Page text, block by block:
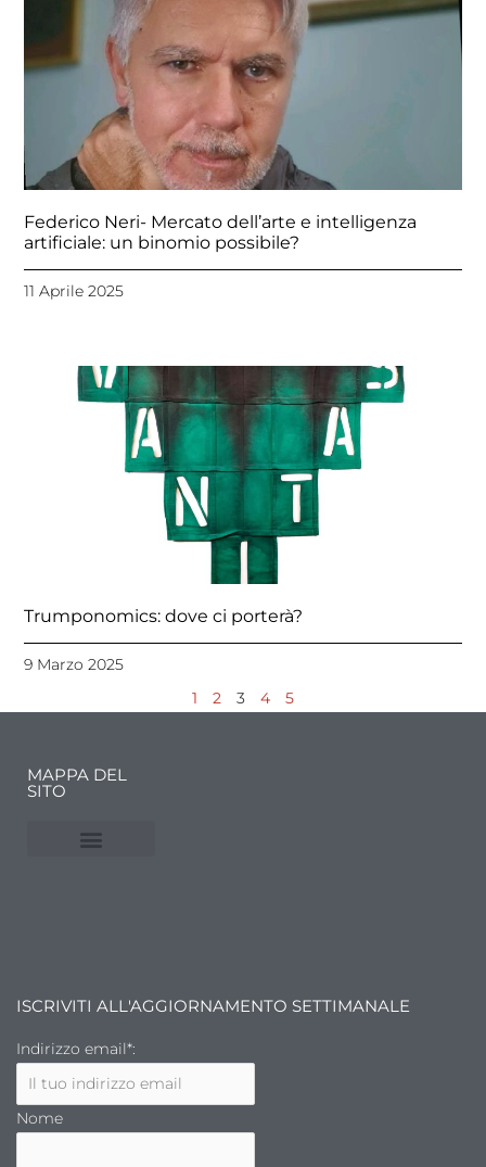
Federico Neri- Mercato dell’arte e intelligenza
artificiale: un binomio possibile?
11 Aprile 2025
Trumponomics: dove ci porterà?
9 Marzo 2025
1 2 3 4 5
MAPPA DEL
SITO
ISCRIVITI ALL'AGGIORNAMENTO SETTIMANALE
Indirizzo email*:
Nome